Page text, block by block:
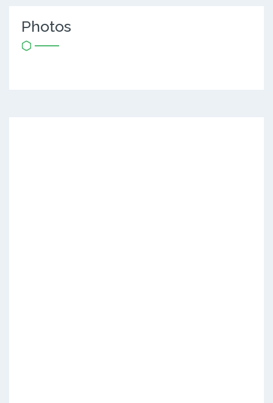
Photos